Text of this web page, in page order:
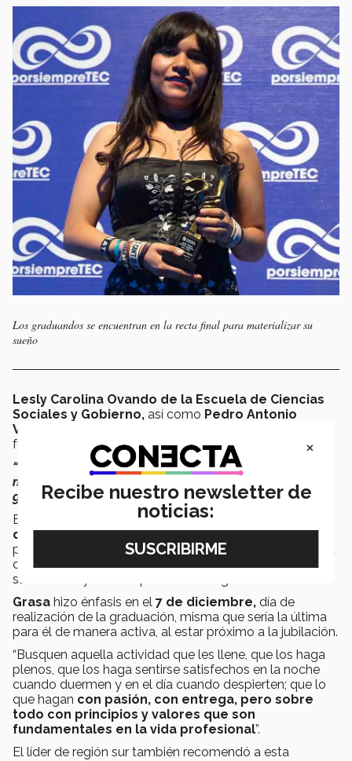
Los graduandos se encuentran en la recta final para materializar su
sueño
Lesly Carolina Ovando de la Escuela de Ciencias
Sociales y Gobierno, así como Pedro Antonio
Valencia de la Escuela de Ingeniería y Ciencias
fueron reconocidos comoLíderes de Generación.
“Es verdad, el Tec de Monterrey nos exige, pero al
mismo tiempo saca lo mejor de nosotros”. Sergio Pérez,
graduando de Negocios Internacionales.
El doctor
Pedro Luis Grasa Soler, vicepresidente
de la Región Sur del Tecnológico de Monterrey
pidió a los graduandos tener presentes valores como el
de la
sus madres y madres para decirles “gracias”.
Grasa hizo énfasis en el 7 de diciembre, día de
realización de la graduación, misma que sería la última
para él de manera activa, al estar próximo a la jubilación.
“Busquen aquella actividad que les llene, que los haga
plenos, que los haga sentirse satisfechos en la noche
cuando duermen y en el día cuando despierten; que lo
que hagan con pasión, con entrega, pero sobre
todo con principios y valores que son
fundamentales en la vida profesional”.
El líder de región sur también recomendó a esta
×
Recibe nuestro newsletter de
noticias: